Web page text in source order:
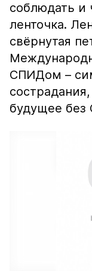
соблюдать и
ленточка.
свёрнутая
СПИДом –
будущее